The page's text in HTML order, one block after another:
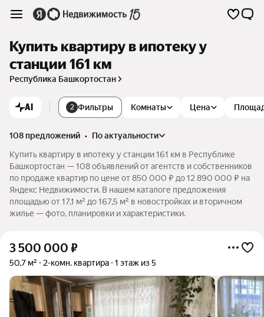
Купить квартиру в ипотеку у
станции 161 км
Республика Башкортостан
AI 2 Фильтры Комнаты Цена
108 предложений •
по актуальности
Купить квартиру в ипотеку у станции 161 км в Республике
Башкортостан — 108 объявлений от агентств и собственников
по продаже квартир по цене от 850 000 ₽ до 12 890 000 ₽ на
Яндекс Недвижимости. В нашем каталоге предложения
площадью от 17,1 м² до 167,5 м² в новостройках и вторичном
жилье — фото, планировки и характеристики.
3 500 000 ₽
50,7 м² 2-комн. квартира 1 этаж из 5